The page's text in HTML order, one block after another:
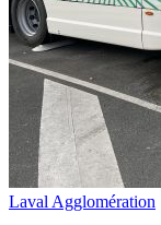
Laval Agglomération